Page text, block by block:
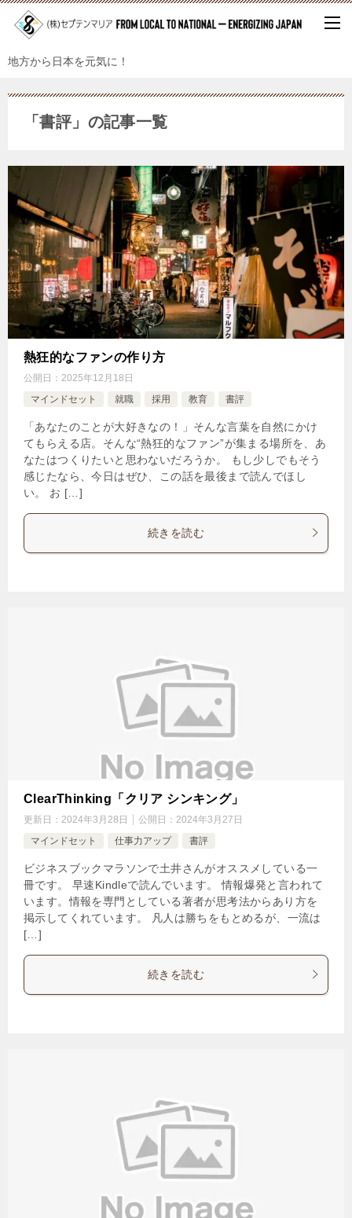
地方から日本を元気に！
「書評」の記事一覧
熱狂的なファンの作り方
公開日： 2025年12月18日
マインドセット
就職 採用 教育 書評
「あなたのことが大好きなの！」そんな言葉を自然にかけ
てもらえる店。そんな“熱狂的なファン”が集まる場所を、あ
なたはつくりたいと思わないだろうか。 もし少しでもそう
感じたなら、今日はぜひ、この話を最後まで読んでほし
い。 お […]
続きを読む
ClearThinking「クリア シンキング」
更新日： 2024年3月28日 公開日： 2024年3月27日
マインドセット
仕事力アップ 書評
ビジネスブックマラソンで土井さんがオススメしている一
冊です。 早速Kindleで読んでいます。 情報爆発と言われて
います。情報を専門としている著者が思考法からあり方を
掲示してくれています。 凡人は勝ちをもとめるが、一流は
[…]
続きを読む